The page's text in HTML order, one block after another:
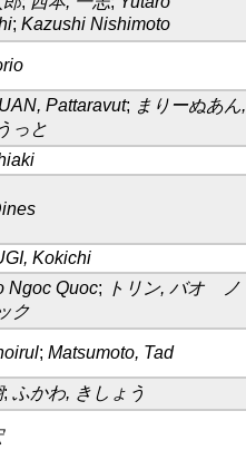
; Kazushi Nishimoto
Pattaravut; まりーぬあん,
っと
Kokichi
Ngoc Quoc;
トリン, バオ ノ
ク
; Matsumoto, Tad
; ふかわ, きしょう